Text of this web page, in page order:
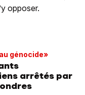
opposer.
génocide»
arrêtés par